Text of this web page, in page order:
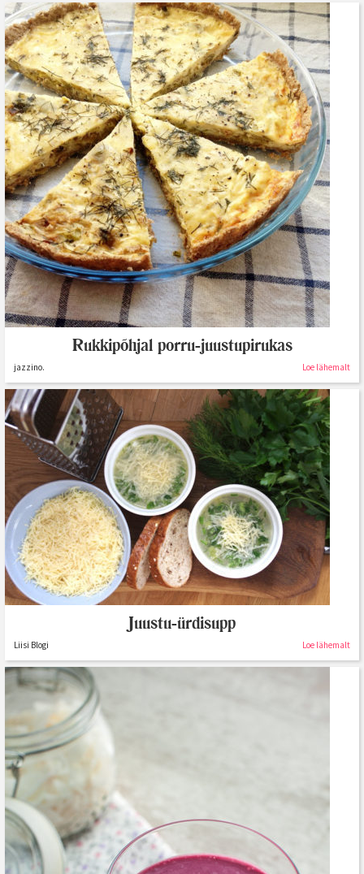
Rukkipõhjal porru-juustupirukas
jazzino. Loe lähemalt
Juustu-ürdisupp
Liisi Blogi Loe lähemalt